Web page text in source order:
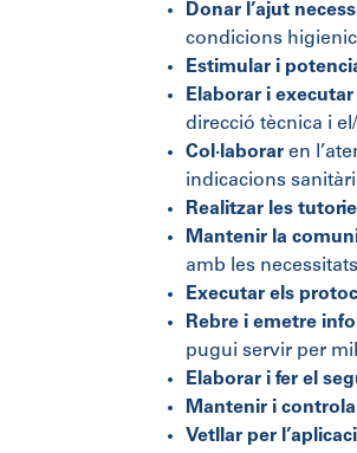
Donar l’ajut
condicions
Estimular i
Elaborar i executar
direcció tècnica i
Col·laborar en
indicacions
Realitzar les
Mantenir la
amb les
Executar els
Rebre i emetre
pugui servir per
Elaborar i fer el
Mantenir i
Vetllar per